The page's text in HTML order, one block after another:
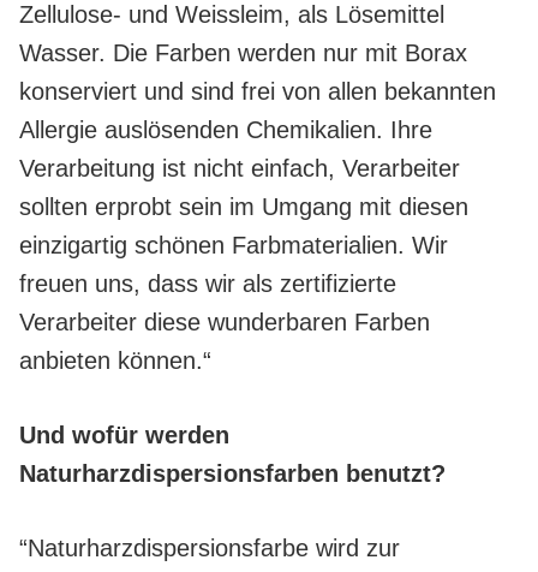
Zellulose- und Weissleim, als Lösemittel
Wasser. Die Farben werden nur mit Borax
konserviert und sind frei von allen bekannten
Allergie auslösenden Chemikalien. Ihre
Verarbeitung ist nicht einfach, Verarbeiter
sollten erprobt sein im Umgang mit diesen
einzigartig schönen Farbmaterialien. Wir
freuen uns, dass wir als zertifizierte
Verarbeiter diese wunderbaren Farben
anbieten können.“
Und wofür werden
Naturharzdispersionsfarben benutzt?
“Naturharzdispersionsfarbe wird zur